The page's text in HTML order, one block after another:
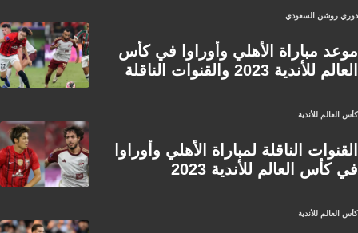
دوري روشن السعودي
موعد مباراة الأهلي وأوراوا في كأس
العالم للأندية 2023 والقنوات الناقلة
كأس العالم للأندية
القنوات الناقلة لمباراة الأهلي وأوراوا
في كأس العالم للأندية 2023
كأس العالم للأندية